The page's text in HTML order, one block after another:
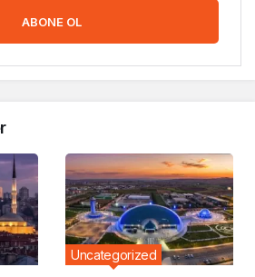
ABONE OL
Uncategorized